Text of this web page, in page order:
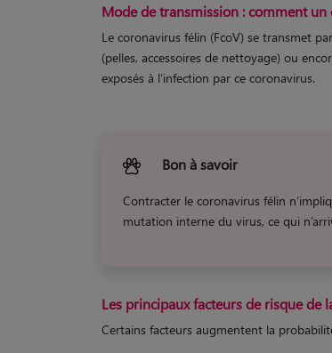
Mode de transmission : comment
Le coronavirus félin (FcoV) se transmet
(pelles, accessoires de nettoyage) ou
exposés à l’infection par ce coronavirus.
Bon à savoir
Contracter le coronavirus félin
mutation interne du virus, ce qui
Les principaux facteurs de risque de
Certains facteurs augmentent la